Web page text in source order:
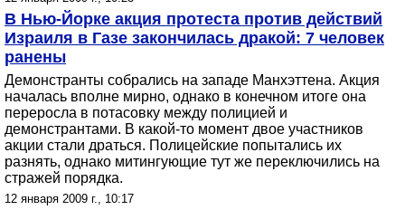
В Нью-Йорке акция протеста против действий
Израиля в Газе закончилась дракой: 7 человек
ранены
Демонстранты собрались на западе Манхэттена. Акция
началась вполне мирно, однако в конечном итоге она
переросла в потасовку между полицией и
демонстрантами. В какой-то момент двое участников
акции стали драться. Полицейские попытались их
разнять, однако митингующие тут же переключились на
стражей порядка.
12 января 2009 г., 10:17